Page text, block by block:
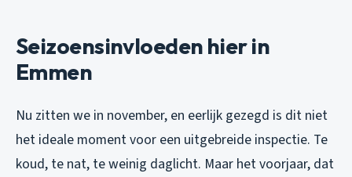
Seizoensinvloeden hier in
Emmen
Nu zitten we in november, en eerlijk gezegd is dit niet
het ideale moment voor een uitgebreide inspectie. Te
koud, te nat, te weinig daglicht. Maar het voorjaar, dat